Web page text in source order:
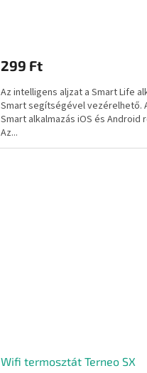
299 Ft
Az intelligens aljzat a Smart Life
Smart segítségével vezérelhető.
Smart alkalmazás iOS és
Az...
Wifi termosztát Terneo SX